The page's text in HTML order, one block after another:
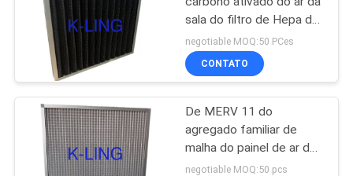
POLÍTICA
PRIVACIDADE
Caixa de passagem
do chuveiro de ar
66
sala do filtro de Hepa do
condicionamento de ar
dos filtros de ar do painel
negotiable MOQ:50 PCes
CONTATO
De MERV 11 do
agregado familiar de
malha do painel de ar do
filtro filtro portátil pre
negotiable MOQ:50 pcs